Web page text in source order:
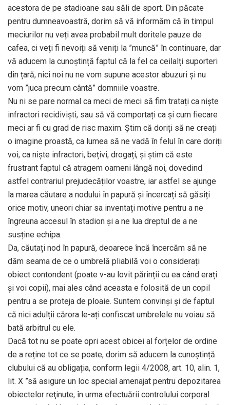
acestora de pe stadioane sau săli de sport. Din păcate
pentru dumneavoastră, dorim să vă informăm că în timpul
meciurilor nu veți avea probabil mult doritele pauze de
cafea, ci veți fi nevoiți să veniți la ”muncă” în continuare, dar
vă aducem la cunoștință faptul că la fel ca ceilalți suporteri
din țară, nici noi nu ne vom supune acestor abuzuri și nu
vom ”juca precum cântă” domniile voastre.
Nu ni se pare normal ca meci de meci să fim tratați ca niște
infractori recidiviști, sau să vă comportați ca și cum fiecare
meci ar fi cu grad de risc maxim. Știm că doriți să ne creați
o imagine proastă, ca lumea să ne vadă în felul în care doriți
voi, ca niște infractori, bețivi, drogați, și știm că este
frustrant faptul că atragem oameni lângă noi, dovedind
astfel contrariul prejudecăților voastre, iar astfel se ajunge
la marea căutare a nodului în papură și încercați să găsiți
orice motiv, uneori chiar sa inventați motive pentru a ne
îngreuna accesul în stadion și a ne lua dreptul de a ne
susține echipa.
Da, căutați nod în papură, deoarece încă încercăm să ne
dăm seama de ce o umbrelă pliabilă voi o considerați
obiect contondent (poate v-au lovit părinții cu ea când erați
și voi copii), mai ales când aceasta e folosită de un copil
pentru a se proteja de ploaie. Suntem convinși și de faptul
că nici adulții cărora le-ați confiscat umbrelele nu voiau să
bată arbitrul cu ele.
Dacă tot nu se poate opri acest obicei al forțelor de ordine
de a reține tot ce se poate, dorim să aducem la cunoștință
clubului că au obligația, conform legii 4/2008, art. 10, alin. 1,
lit. X ”să asigure un loc special amenajat pentru depozitarea
obiectelor reţinute, în urma efectuării controlului corporal